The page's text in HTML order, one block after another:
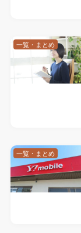
一覧・まとめ
一覧・まとめ